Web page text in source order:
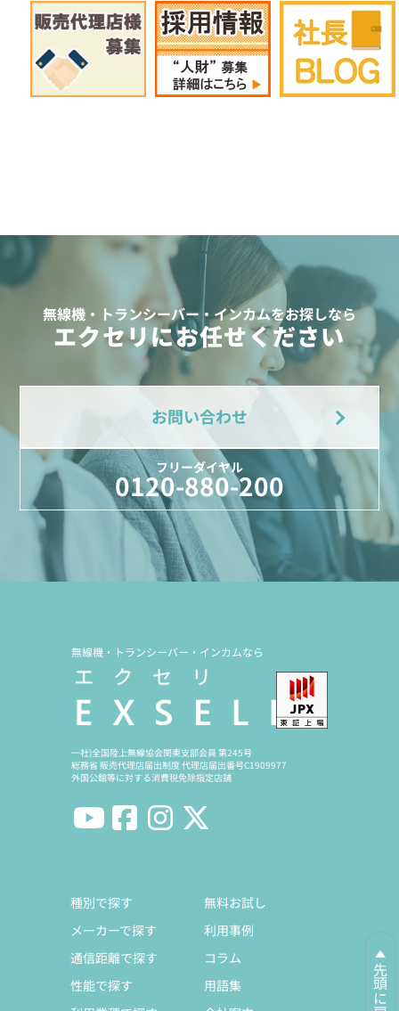
無線機・トランシーバー・インカムをお探しなら
エクセリにお任せください
お問い合わせ
フリーダイヤル
0120-880-200
無線機・トランシーバー・インカムなら
一社)全国陸上無線協会関東支部会員 第245号
総務省 販売代理店届出制度 代理店届出番号C1909977
外国公館等に対する消費税免除指定店舗
種別で探す
メーカーで探す
通信距離で探す
性能で探す
無料お試し
利用事例
コラム
用語集